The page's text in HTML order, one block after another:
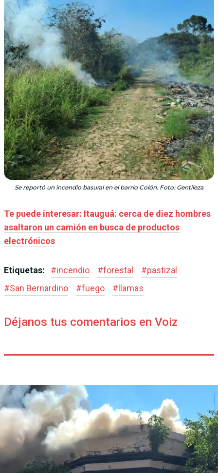
Se reportó un incendio basural en el barrio Colón. Foto: Gentileza
Te puede interesar: Itauguá: cerca de diez hombres
asaltaron un camión en busca de productos
electrónicos
Etiquetas: #incendio #forestal #pastizal
#San Bernardino #fuego #llamas
Déjanos tus comentarios en Voiz